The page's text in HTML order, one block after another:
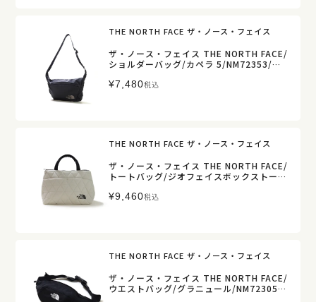
THE NORTH FACE ザ・ノース・フェイス
ザ・ノース・フェイス THE NORTH FACE/
ショルダーバッグ/カペラ 5/NM72353/メ
¥7,480税込
THE NORTH FACE ザ・ノース・フェイス
ザ・ノース・フェイス THE NORTH FACE/
トートバッグ/ジオフェイスボックストート
ス メンズ【正規取扱】
¥9,460税込
THE NORTH FACE ザ・ノース・フェイス
ザ・ノース・フェイス THE NORTH FACE/
ウエストバッグ/グラニュール/NM72305/